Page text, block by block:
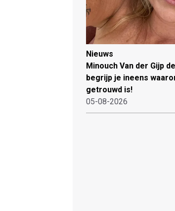
Nieuws
Minouch Van der Gijp
begrijp je ineens
getrouwd is!
05-08-2026